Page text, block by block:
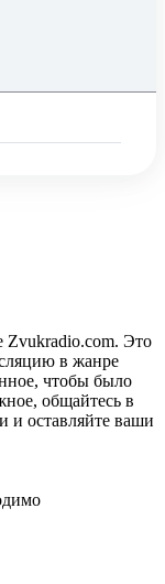
Zvukradio.com. Это
в жанре
чтобы было
общайтесь в
и оставляйте ваши